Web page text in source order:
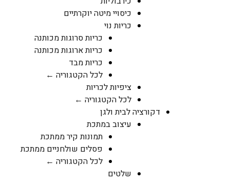
כיסויי מיטה יוקרתיים
כריות נוי
כריות סרוגות מכותנה
כריות ארוגות מכותנה
כריות מבד
לכל הקטגוריה ←
ציפיות לכריות
לכל הקטגוריה ←
דקורציה לבית ולגן
עיצוב במתכת
תמונות קיר ממתכת
פסלים שולחניים ממתכת
לכל הקטגוריה ←
שלטים